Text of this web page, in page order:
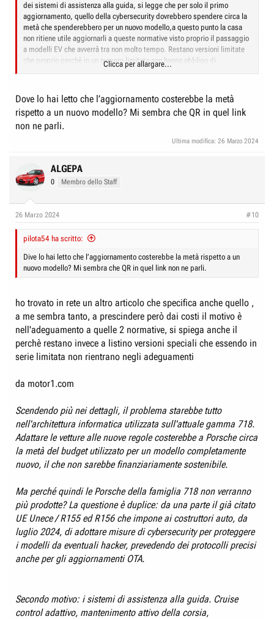
dei sistemi di assistenza alla guida, si legge che per solo il primo
aggiornamento, quello della cybersecurity dovrebbero spendere circa la
metà che spenderebbero per un nuovo modello,a questo punto la casa
non ritiene utile aggiornarli a queste normative visto proprio il passaggio
a modelli EV che avverrà tra non molto tempo. Restano versioni limitate
che proprio perchè in un numero limitato non hanno obbligo di
Clicca per allargare...
Dove lo hai letto che l’aggiornamento costerebbe la metà
rispetto a un nuovo modello? Mi sembra che QR in quel link
non ne parli.
Ultima modifica: 26 Marzo 2024
ALGEPA
0 Membro dello Staff
26 Marzo 2024 #10
pilota54 ha scritto:
Dive lo hai letto che l’aggiornamento costerebbe la metà rispetto a un
nuovo modello? Mi sembra che QR in quel link non ne parli.
ho trovato in rete un altro articolo che specifica anche quello ,
a me sembra tanto, a prescindere però dai costi il motivo è
nell'adeguamento a quelle 2 normative, si spiega anche il
perchè restano invece a listino versioni speciali che essendo in
serie limitata non rientrano negli adeguamenti
da motor1.com
Scendendo più nei dettagli, il problema starebbe tutto
nell'architettura informatica utilizzata sull'attuale gamma 718.
Adattare le vetture alle nuove regole costerebbe a Porschecirca
la metà del budget utilizzato per un modello completamente
nuovo, il che non sarebbe finanziariamente sostenibile.
Ma perché quindi le Porsche della famiglia 718 non verranno
più prodotte? La questione è duplice: da una parte il già citato
UE Unece / R155 ed R156 che impone ai costruttori auto, da
luglio 2024, di adottare misure di cybersecurity per proteggere
i modelli da eventuali hacker, prevedendo dei protocolli precisi
anche per gli aggiornamenti OTA.
Secondo motivo: i sistemi di assistenza alla guida. Cruise
control adattivo, mantenimento attivo della corsia,